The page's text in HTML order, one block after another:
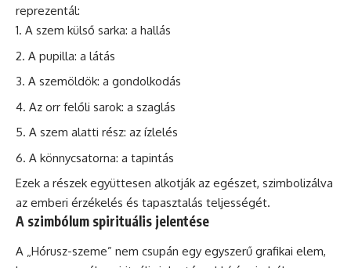
reprezentál:
A szem külső sarka: a hallás
A pupilla: a látás
A szemöldök: a gondolkodás
Az orr felőli sarok: a szaglás
A szem alatti rész: az ízlelés
A könnycsatorna: a tapintás
Ezek a részek együttesen alkotják az egészet, szimbolizálva
az emberi érzékelés és tapasztalás teljességét.
A szimbólum spirituális jelentése
A „Hórusz-szeme” nem csupán egy egyszerű grafikai elem,